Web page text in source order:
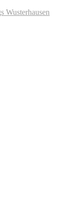
Wusterhausen